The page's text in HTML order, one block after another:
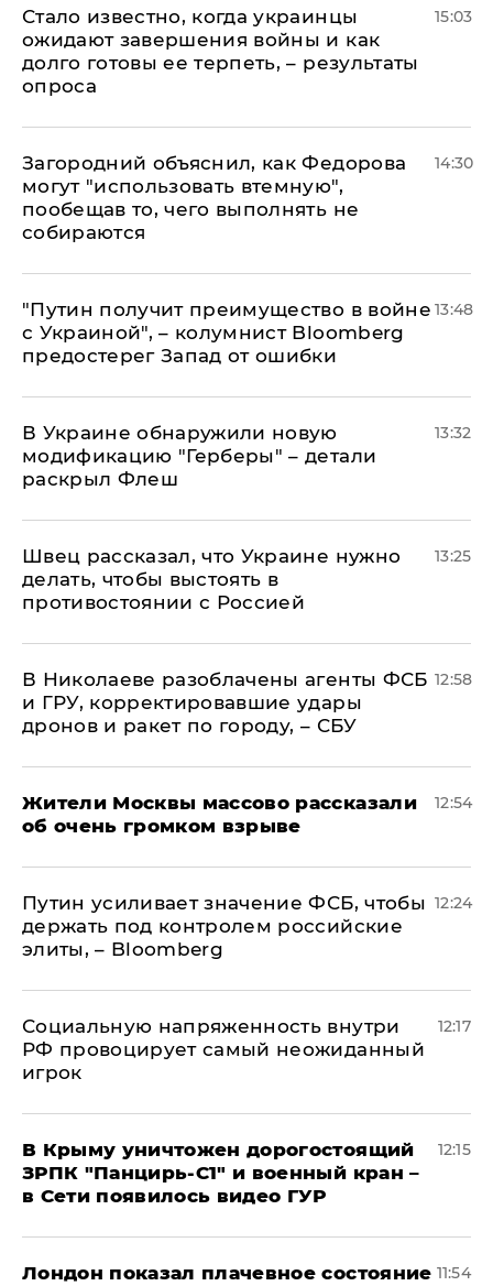
Стало известно, когда украинцы
ожидают завершения войны и как
долго готовы ее терпеть, – результаты
опроса
15:03
Загородний объяснил, как Федорова
могут "использовать втемную",
пообещав то, чего выполнять не
собираются
14:30
"Путин получит преимущество в войне
с Украиной", – колумнист Bloomberg
предостерег Запад от ошибки
13:48
В Украине обнаружили новую
модификацию "Герберы" – детали
раскрыл Флеш
13:32
Швец рассказал, что Украине нужно
делать, чтобы выстоять в
противостоянии с Россией
13:25
В Николаеве разоблачены агенты ФСБ
и ГРУ, корректировавшие удары
дронов и ракет по городу, – СБУ
12:58
Жители Москвы массово рассказали
об очень громком взрыве
12:54
Путин усиливает значение ФСБ, чтобы
держать под контролем российские
элиты, – Bloomberg
12:24
Социальную напряженность внутри
РФ провоцирует самый неожиданный
игрок
12:17
В Крыму уничтожен дорогостоящий
ЗРПК "Панцирь-С1" и военный кран –
в Сети появилось видео ГУР
12:15
Лондон показал плачевное состояние 11:54